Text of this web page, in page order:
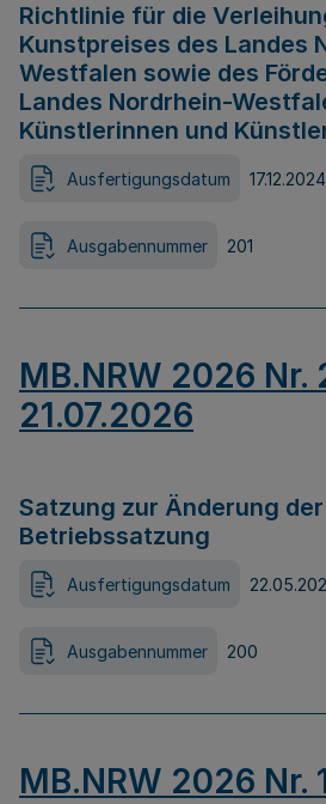
Richtlinie für die
Kunstpreises des Landes
Westfalen sowie des
Landes Nordrhein-
Künstlerinnen und
Ausfertigungsdatum 17.12.2024
Ausgabennummer 201
MB.NRW 2026 Nr.
21.07.2026
Satzung zur Änderung der
Betriebssatzung
Ausfertigungsdatum
Ausgabennummer 200
MB.NRW 2026 Nr.